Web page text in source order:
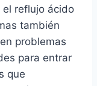
el reflujo ácido
también
problemas
para entrar
que